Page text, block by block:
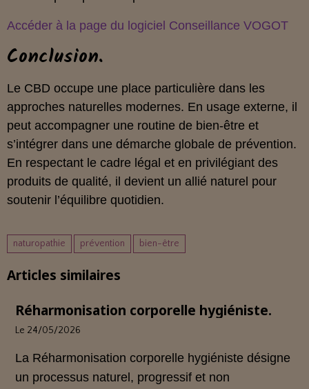
Accéder à la page du logiciel Conseillance VOGOT
Conclusion.
Le CBD occupe une place particulière dans les
approches naturelles modernes. En usage externe, il
peut accompagner une routine de bien‑être et
s’intégrer dans une démarche globale de prévention.
En respectant le cadre légal et en privilégiant des
produits de qualité, il devient un allié naturel pour
soutenir l’équilibre quotidien.
naturopathie prévention bien-être
Articles similaires
Réharmonisation corporelle hygiéniste.
Le 24/05/2026
La Réharmonisation corporelle hygiéniste désigne
un processus naturel, progressif et non